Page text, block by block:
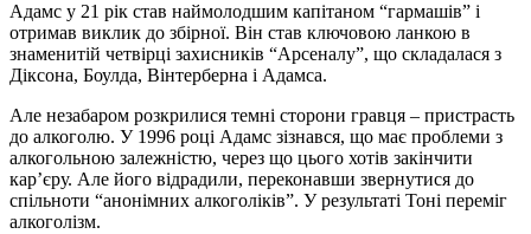
Адамс у 21 рік став наймолодшим капітаном “гармашів” і
отримав виклик до збірної. Він став ключовою ланкою в
знаменитій четвірці захисників “Арсеналу”, що складалася з
Діксона, Боулда, Вінтерберна і Адамса.
Але незабаром розкрилися темні сторони гравця – пристрасть
до алкоголю. У 1996 році Адамс зізнався, що має проблеми з
алкогольною залежністю, через що цього хотів закінчити
кар’єру. Але його відрадили, переконавши звернутися до
спільноти “анонімних алкоголіків”. У результаті Тоні переміг
алкоголізм.